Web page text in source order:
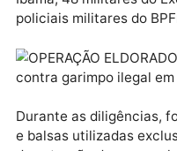
A operação mobilizou
federais, incluindo
Intervenção (GPI),
Ibama, 48 militares